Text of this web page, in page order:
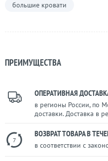
большие кровати
ПРЕИМУЩЕСТВА
ОПЕРАТИВНАЯ
в регионы России, по
доставки. Доставка в
7
ВОЗВРАТ ТОВАРА В
в соответствии с